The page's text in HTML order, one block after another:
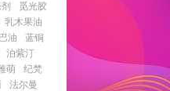
觅光胶
乳木果油
油
蓝铜
泊紫汀
萌
纪梵
法尔曼